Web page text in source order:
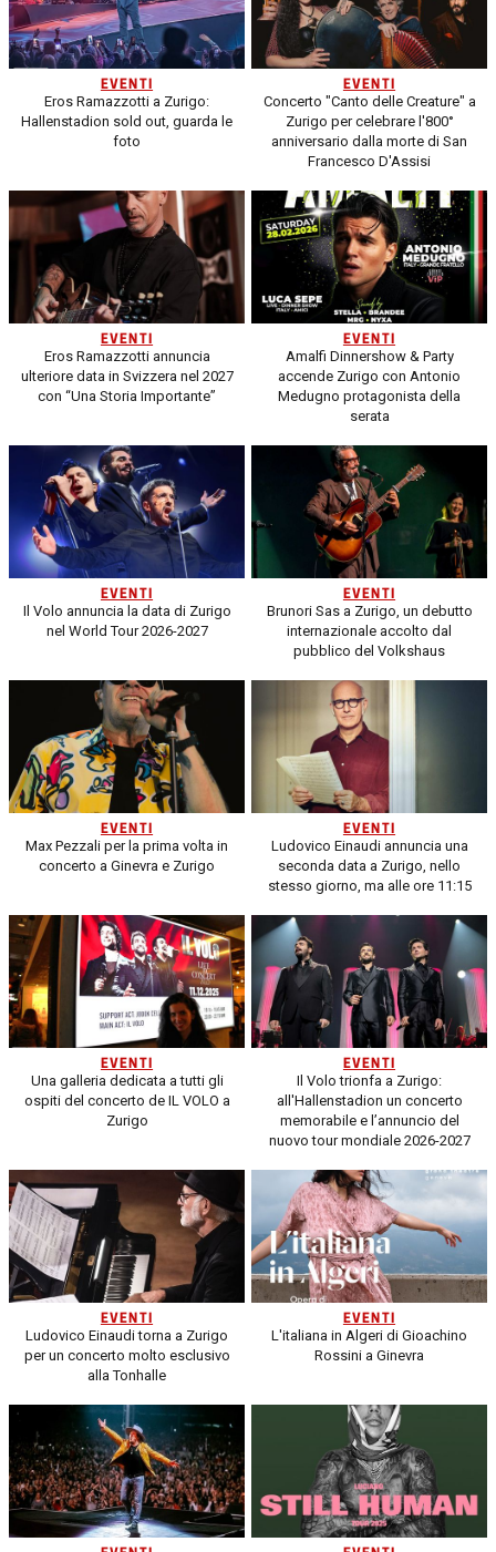
EVENTI
Eros Ramazzotti a Zurigo:
Hallenstadion sold out, guarda le
foto
EVENTI
Concerto "Canto delle Creature" a
Zurigo per celebrare l'800°
anniversario dalla morte di San
Francesco D'Assisi
EVENTI
Eros Ramazzotti annuncia
ulteriore data in Svizzera nel 2027
con “Una Storia Importante”
EVENTI
Amalfi Dinnershow & Party
accende Zurigo con Antonio
Medugno protagonista della
serata
EVENTI
Il Volo annuncia la data di Zurigo
nel World Tour 2026-2027
EVENTI
Brunori Sas a Zurigo, un debutto
internazionale accolto dal
pubblico del Volkshaus
EVENTI
Max Pezzali per la prima volta in
concerto a Ginevra e Zurigo
EVENTI
Ludovico Einaudi annuncia una
seconda data a Zurigo, nello
stesso giorno, ma alle ore 11:15
EVENTI
Una galleria dedicata a tutti gli
ospiti del concerto de IL VOLO a
Zurigo
EVENTI
Il Volo trionfa a Zurigo:
all'Hallenstadion un concerto
memorabile e l’annuncio del
nuovo tour mondiale 2026-2027
EVENTI
Ludovico Einaudi torna a Zurigo
per un concerto molto esclusivo
alla Tonhalle
EVENTI
L'italiana in Algeri di Gioachino
Rossini a Ginevra